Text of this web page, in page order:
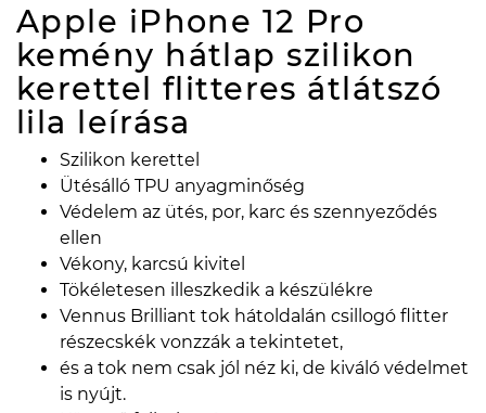
Apple iPhone 12 Pro
kemény hátlap szilikon
kerettel flitteres átlátszó
lila leírása
Szilikon kerettel
Ütésálló TPU anyagminőség
Védelem az ütés, por, karc és szennyeződés
ellen
Vékony, karcsú kivitel
Tökéletesen illeszkedik a készülékre
Vennus Brilliant tok hátoldalán csillogó flitter
részecskék vonzzák a tekintetet,
és a tok nem csak jól néz ki, de kiváló védelmet
is nyújt.